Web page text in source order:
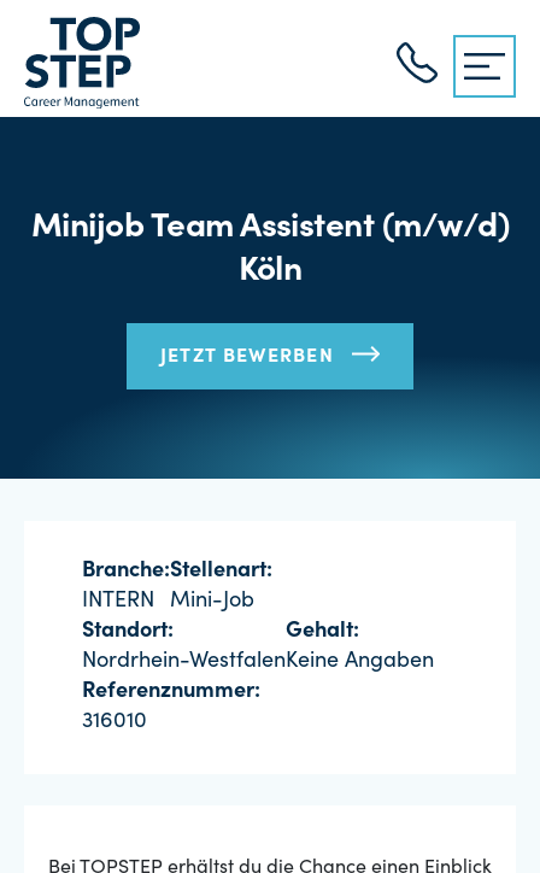
Minijob Team Assistent (m/w/d)
Köln
JETZT BEWERBEN
Branche:
INTERN
Stellenart:
Mini-Job
Standort:
Nordrhein-Westfalen
Gehalt:
Keine Angaben
Referenznummer:
316010
Bei TOPSTEP erhältst du die Chance einen Einblick